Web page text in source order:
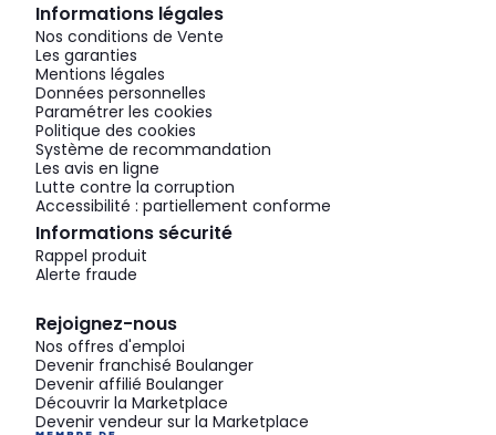
Informations légales
Nos conditions de Vente
Les garanties
Mentions légales
Données personnelles
Paramétrer les cookies
Politique des cookies
Système de recommandation
Les avis en ligne
Lutte contre la corruption
Accessibilité : partiellement conforme
Informations sécurité
Rappel produit
Alerte fraude
Rejoignez-nous
Nos offres d'emploi
Devenir franchisé Boulanger
Devenir affilié Boulanger
Découvrir la Marketplace
Devenir vendeur sur la Marketplace